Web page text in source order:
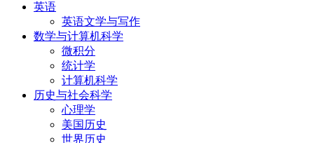
英语
英语文学与写作
数学与计算机科学
微积分
统计学
计算机科学
历史与社会科学
心理学
美国历史
世界历史